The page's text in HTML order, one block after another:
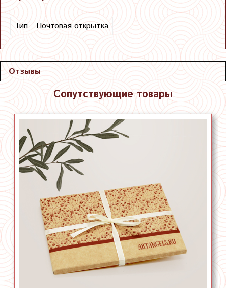
Тип Почтовая открытка
Отзывы
Сопутствующие товары